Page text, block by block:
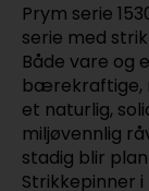
Prym serie
serie med
Både vare og
bærekraftige,
et naturlig,
miljøvennlig
stadig blir
Strikkepinner